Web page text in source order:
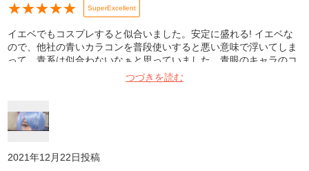
★★★★★ SuperExcellent
イエベでもコスプレすると似合いました。安定に盛れる! イエベな
ので、他社の青いカラコンを普段使いすると悪い意味で浮いてしま
って、青系は似合わないなぁと思っていました。青眼のキャラのコ
スプレをしたいなぁと思い、エティア(の緑色や紫)のカラコンが好
きなので、エティアで青眼に挑戦してみたら、めちゃくちゃ可愛か
す。値段は張りますが...それだけの価値あります。 発色がめちゃく
ちゃいいので、生で見ると人間味が少ないというか少し怖さはあり
し、可愛く撮れたので満足です。青いウィッグつけたら、イエベの
私でも発色のいい青眼が浮かなかったです! (この日は試しに付けて
つづきを読む
2021年12月22日投稿